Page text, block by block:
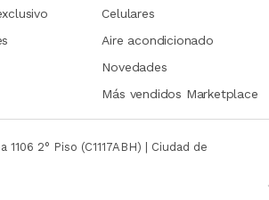
Celulares
Aire acondicionado
Novedades
Más vendidos Marketplace
1106 2° Piso (C1117ABH) | Ciudad de